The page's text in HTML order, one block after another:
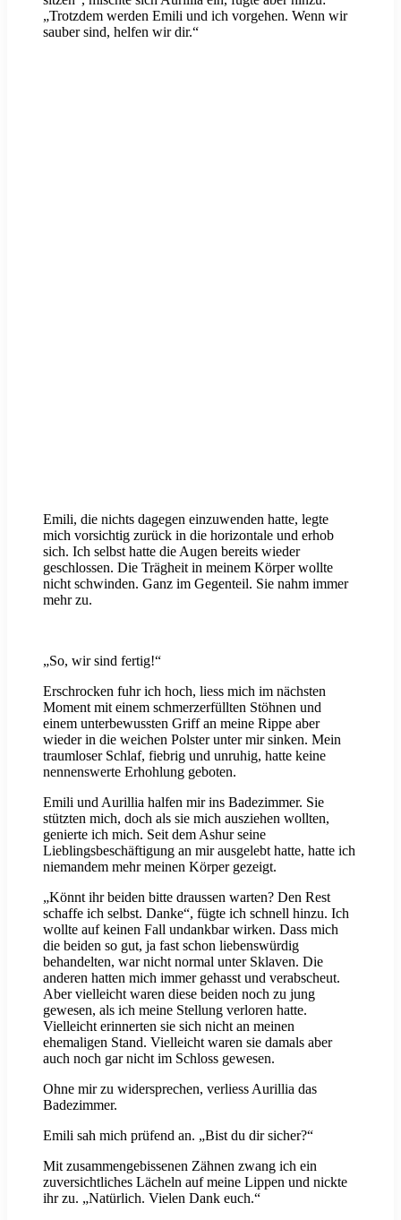
„Trotzdem werden Emili und ich vorgehen. Wenn wir
sauber sind, helfen wir dir.“
Emili, die nichts dagegen einzuwenden hatte, legte
mich vorsichtig zurück in die horizontale und erhob
sich. Ich selbst hatte die Augen bereits wieder
geschlossen. Die Trägheit in meinem Körper wollte
nicht schwinden. Ganz im Gegenteil. Sie nahm immer
mehr zu.
„So, wir sind fertig!“
Erschrocken fuhr ich hoch, liess mich im nächsten
Moment mit einem schmerzerfüllten Stöhnen und
einem unterbewussten Griff an meine Rippe aber
wieder in die weichen Polster unter mir sinken. Mein
traumloser Schlaf, fiebrig und unruhig, hatte keine
nennenswerte Erhohlung geboten.
Emili und Aurillia halfen mir ins Badezimmer. Sie
stützten mich, doch als sie mich ausziehen wollten,
genierte ich mich. Seit dem Ashur seine
Lieblingsbeschäftigung an mir ausgelebt hatte, hatte ich
niemandem mehr meinen Körper gezeigt.
„Könnt ihr beiden bitte draussen warten? Den Rest
schaffe ich selbst. Danke“, fügte ich schnell hinzu. Ich
wollte auf keinen Fall undankbar wirken. Dass mich
die beiden so gut, ja fast schon liebenswürdig
behandelten, war nicht normal unter Sklaven. Die
anderen hatten mich immer gehasst und verabscheut.
Aber vielleicht waren diese beiden noch zu jung
gewesen, als ich meine Stellung verloren hatte.
Vielleicht erinnerten sie sich nicht an meinen
ehemaligen Stand. Vielleicht waren sie damals aber
auch noch gar nicht im Schloss gewesen.
Ohne mir zu widersprechen, verliess Aurillia das
Badezimmer.
Emili sah mich prüfend an. „Bist du dir sicher?“
Mit zusammengebissenen Zähnen zwang ich ein
zuversichtliches Lächeln auf meine Lippen und nickte
ihr zu. „Natürlich. Vielen Dank euch.“